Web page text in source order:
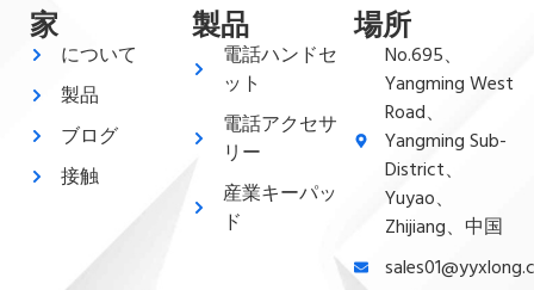
家
について
製品
ブログ
接触
製品
電話ハンドセ
ット
電話アクセサ
リー
産業キーパッ
ド
場所
No.695、
Yangming West
Road、
Yangming Sub-
District、
Yuyao、
Zhijiang、中国